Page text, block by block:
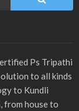
Ps Tripathi
to all kinds
to Kundli
from house to